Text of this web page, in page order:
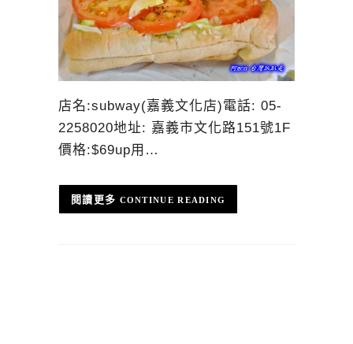
店名:subway(嘉義文化店)電話: 05-
2258020地址: 嘉義市文化路151號1F
價格:$69up用…
CONTINUE READING